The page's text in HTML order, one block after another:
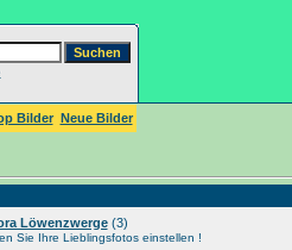
Bilder Neue Bilder
Löwenzwerge(3)
Sie Ihre Lieblingsfotos einstellen !